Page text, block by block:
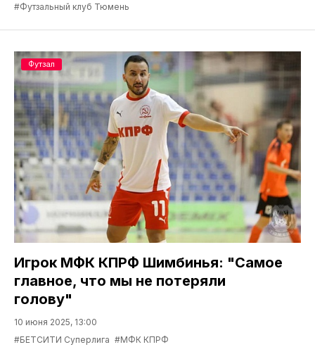
#Футзальный клуб Тюмень
Игрок МФК КПРФ Шимбинья: "Самое
главное, что мы не потеряли
голову"
10 июня 2025, 13:00
#БЕТСИТИ Суперлига #МФК КПРФ
Футзал